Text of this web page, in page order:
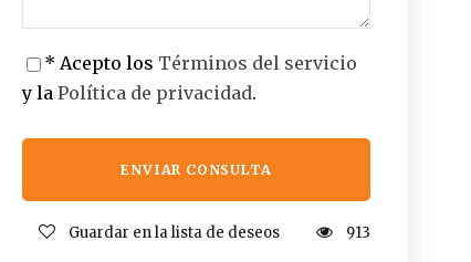
* Acepto los Términos del servicio
y la Política de privacidad.
Guardar en la lista de deseos 913